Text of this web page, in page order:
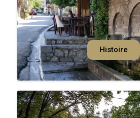
Histoire